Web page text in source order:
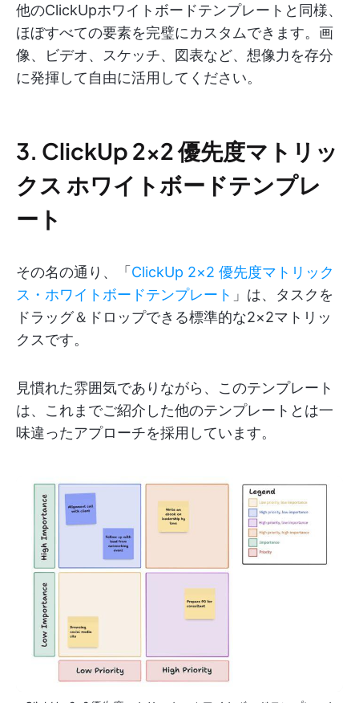
他のClickUpホワイトボードテンプレートと同様、
ほぼすべての要素を完璧にカスタムできます。画
像、ビデオ、スケッチ、図表など、想像力を存分
に発揮して自由に活用してください。
3. ClickUp 2×2 優先度マトリッ
クス ホワイトボードテンプレ
ート
その名の通り、「 ClickUp 2×2 優先度マトリック
ス・ホワイトボードテンプレート 」は、タスクを
ドラッグ＆ドロップできる標準的な2×2マトリッ
クスです。
見慣れた雰囲気でありながら、このテンプレート
は、これまでご紹介した他のテンプレートとは一
味違ったアプローチを採用しています。